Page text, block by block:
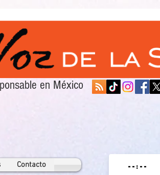
en México
Contacto